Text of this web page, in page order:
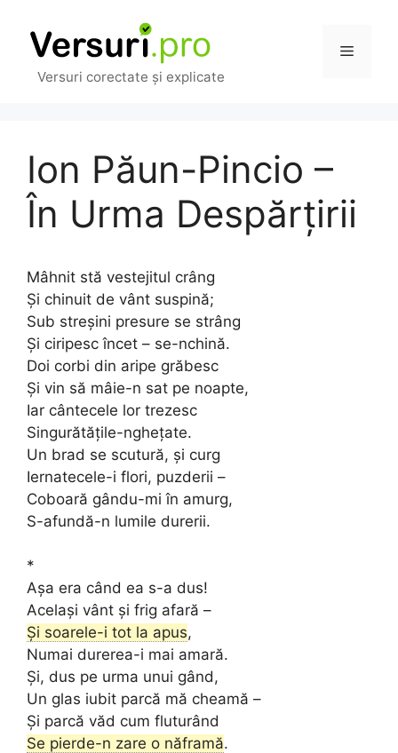
conținut
Versuri corectate și explicate
Meniu
Ion Păun-Pincio –
În Urma Despărțirii
Mâhnit stă vestejitul crâng
Și chinuit de vânt suspină;
Sub streșini presure se strâng
Și ciripesc încet – se-nchină.
Doi corbi din aripe grăbesc
Și vin să mâie-n sat pe noapte,
Iar cântecele lor trezesc
Singurătățile-nghețate.
Un brad se scutură, și curg
Iernatecele-i flori, puzderii –
Coboară gându-mi în amurg,
S-afundă-n lumile durerii.
*
Așa era când ea s-a dus!
Același vânt și frig afară –
Și soarele-i tot la apus,
Numai durerea-i mai amară.
Și, dus pe urma unui gând,
Un glas iubit parcă mă cheamă –
Și parcă văd cum fluturând
Se pierde-n zare o năframă.